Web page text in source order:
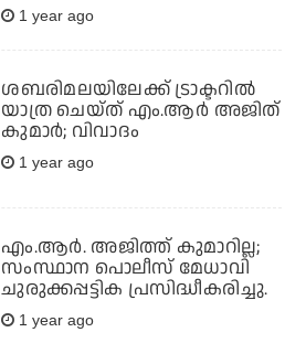
1 year ago
ശബരിമലയിലേക്ക് ട്രാക്ടറില്‍
യാത്ര ചെയ്ത് എം.ആര്‍ അജിത്
കുമാര്‍; വിവാദം
1 year ago
എം.ആര്‍. അജിത്ത് കുമാറില്ല;
സംസ്ഥാന പൊലീസ് മേധാവി
ചുരുക്കപ്പട്ടിക പ്രസിദ്ധീകരിച്ചു.
1 year ago